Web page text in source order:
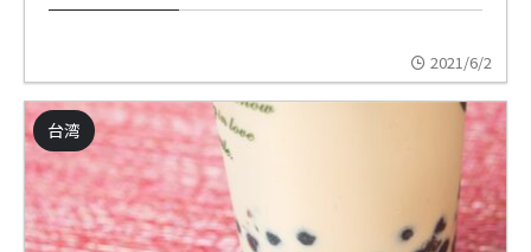
2021/6/2
台湾